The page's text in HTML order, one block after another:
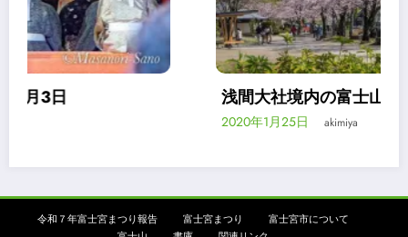
浅間大社境内の富士山ビューポイント
令和７年富士宮まつり報告 富士宮まつり
富士宮市について